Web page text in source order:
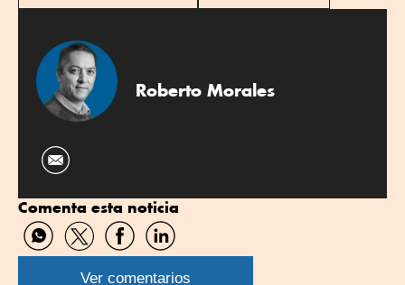
Roberto Morales
Comenta esta noticia
Compartir
por
WhatsApp
Compartir
por
Twitter
Compartir
por
Facebook
Compartir
por
Linkedin
Ver comentarios